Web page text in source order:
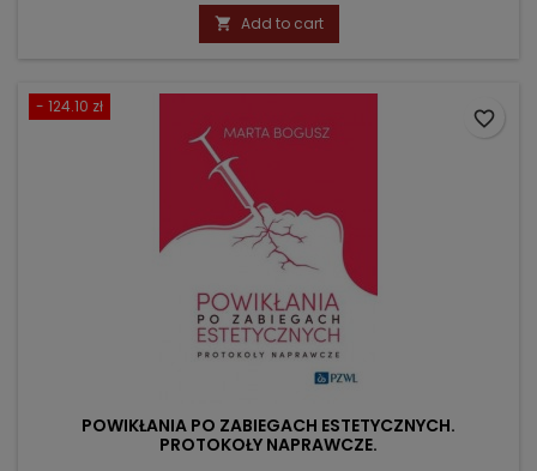
price
 Add to cart
- 124.10 zł
POWIKŁANIA PO ZABIEGACH ESTETYCZNYCH.
PROTOKOŁY NAPRAWCZE.
favorite_border